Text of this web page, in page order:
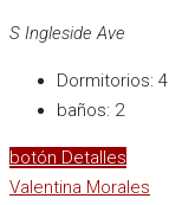
S Ingleside Ave
Dormitorios: 4
baños: 2
botón Detalles
Valentina Morales